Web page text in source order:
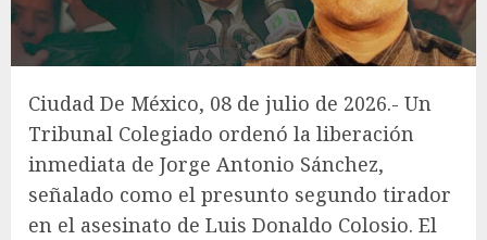
Ciudad De México, 08 de julio de 2026.- Un
Tribunal Colegiado ordenó la liberación
inmediata de Jorge Antonio Sánchez,
señalado como el presunto segundo tirador
en el asesinato de Luis Donaldo Colosio. El